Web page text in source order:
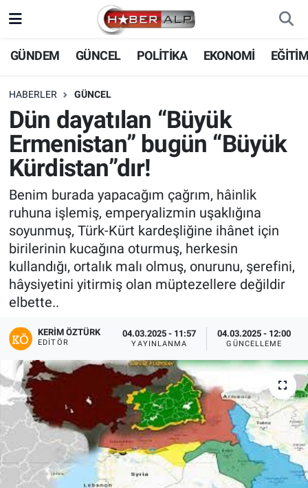
GÜNDEM GÜNCEL POLİTİKA EKONOMİ
HABERLER GÜNCEL
Dün dayatılan “Büyük
Ermenistan” bugün “Büyük
Kürdistan”dır!
Benim burada yapacağım çağrım, hâinlik
ruhuna işlemiş, emperyalizmin uşaklığına
soyunmuş, Türk-Kürt kardeşliğine ihânet için
birilerinin kucağına oturmuş, herkesin
kullandığı, ortalık malı olmuş, onurunu, şerefini,
hâysiyetini yitirmiş olan müptezellere değildir
elbette..
KERIM ÖZTÜRK
EDITÖR
04.03.2025 - 11:57
YAYINLANMA
04.03.2025 - 12:00
GÜNCELLEME
Nöbetçi Eczaneler
Hava Durumu
Trafik Durumu
Süper Lig Puan Durumu ve Fikstür
Tüm Manşetler
Son Dakika Haberleri
Haber Arşivi